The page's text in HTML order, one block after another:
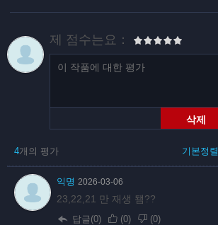
제 점수는요：
삭제
기본정렬
4개의 평가
익명 2026-03-06
23,22,21 만 재생 됌??
답글(0) (0) (0)